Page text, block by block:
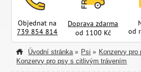
Objednat na
739 854 814
Doprava zdarma
od 1100 Kč
od
Úvodní stránka » Psi » Konzervy pro
Konzervy pro psy s citlivým trávením